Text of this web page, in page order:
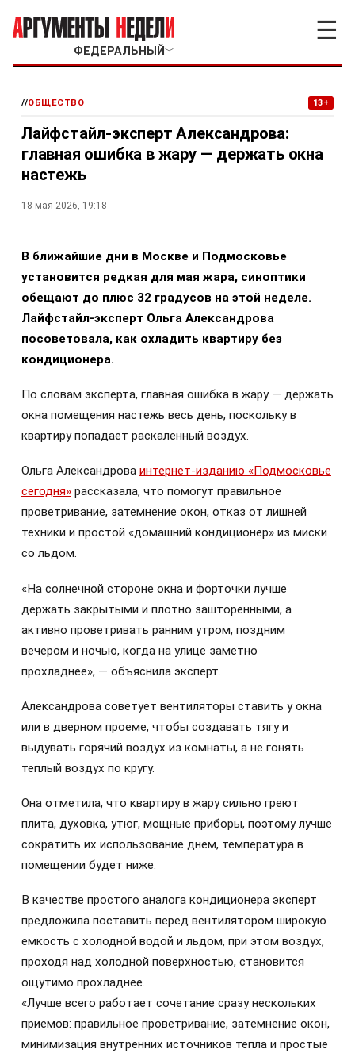
ФЕДЕРАЛЬНЫЙ ﹀
☰
//ОБЩЕСТВО 13+
Лайфстайл-эксперт Александрова:
главная ошибка в жару — держать окна
настежь
18 мая 2026, 19:18
В ближайшие дни в Москве и Подмосковье
установится редкая для мая жара, синоптики
обещают до плюс 32 градусов на этой неделе.
Лайфстайл-эксперт Ольга Александрова
посоветовала, как охладить квартиру без
кондиционера.
По словам эксперта, главная ошибка в жару — держать
окна помещения настежь весь день, поскольку в
квартиру попадает раскаленный воздух.
Ольга Александрова интернет-изданию «Подмосковье
сегодня» рассказала, что помогут правильное
проветривание, затемнение окон, отказ от лишней
техники и простой «домашний кондиционер» из миски
со льдом.
«На солнечной стороне окна и форточки лучше
держать закрытыми и плотно зашторенными, а
активно проветривать ранним утром, поздним
вечером и ночью, когда на улице заметно
прохладнее», — объяснила эксперт.
Александрова советует вентиляторы ставить у окна
или в дверном проеме, чтобы создавать тягу и
выдувать горячий воздух из комнаты, а не гонять
теплый воздух по кругу.
Она отметила, что квартиру в жару сильно греют
плита, духовка, утюг, мощные приборы, поэтому лучше
сократить их использование днем, температура в
помещении будет ниже.
В качестве простого аналога кондиционера эксперт
предложила поставить перед вентилятором широкую
емкость с холодной водой и льдом, при этом воздух,
проходя над холодной поверхностью, становится
ощутимо прохладнее.
«Лучше всего работает сочетание сразу нескольких
приемов: правильное проветривание, затемнение окон,
минимизация внутренних источников тепла и простые